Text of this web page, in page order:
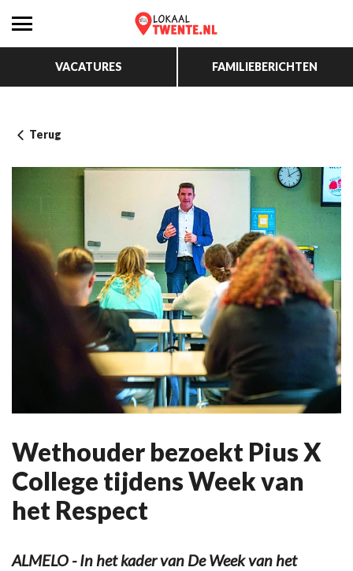
VACATURES FAMILIEBERICHTEN
Terug
Wethouder bezoekt Pius X
College tijdens Week van
het Respect
ALMELO - In het kader van De Week van het